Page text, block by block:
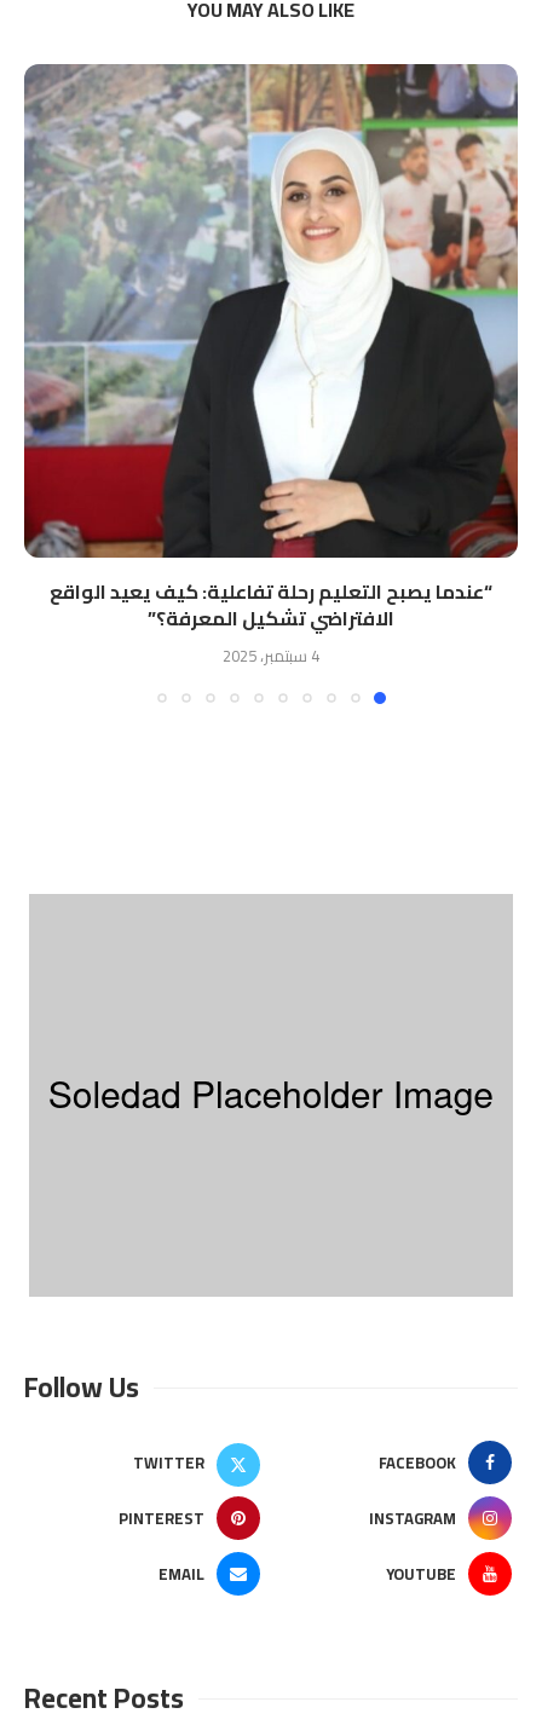
YOU MAY ALSO LIKE
“ﻋﻨﺪﻣﺎ ﻳﺼﺒﺢ اﻟﺘﻌﻠﻴﻢ رﺣﻠﺔ ﺗﻔﺎﻋﻠﻴﺔ: ﻛﻴﻒ ﻳﻌﻴﺪ اﻟﻮاﻗﻊ
اﻻﻓﺘﺮاﺿﻲ ﺗﺸﻜﻴﻞ اﻟﻤﻌﺮﻓﺔ؟”
4 سبتمبر، 2025
Follow Us
FACEBOOK
TWITTER
INSTAGRAM
PINTEREST
YOUTUBE
EMAIL
Recent Posts